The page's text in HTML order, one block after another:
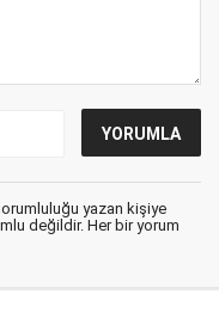
yazan kişiye
değildir. Her bir yorum